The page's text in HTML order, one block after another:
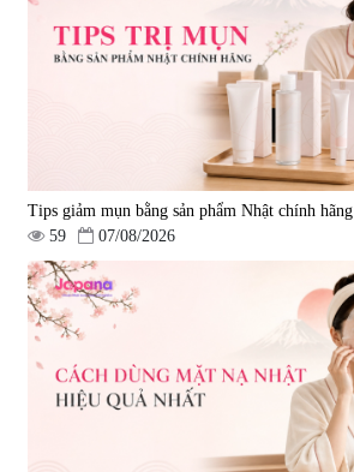
Tips giảm mụn bằng sản phẩm Nhật chính hãng
59
07/08/2026